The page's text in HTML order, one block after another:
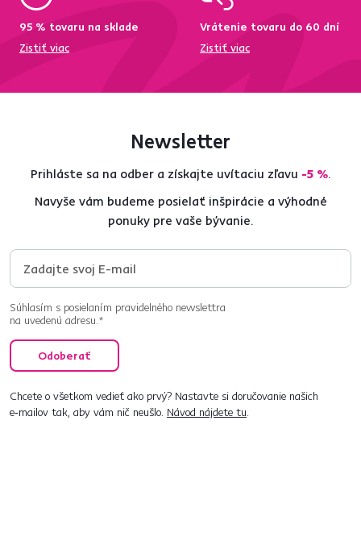
95 % tovaru na sklade
Zistiť viac
Vrátenie tovaru do 60 dní
Zistiť viac
Newsletter
Prihláste sa na odber a získajte uvítaciu zľavu -5 %.
Navyše vám budeme posielať inšpirácie a výhodné
ponuky pre vaše bývanie.
Súhlasím s posielaním pravidelného newslettra
na uvedenú adresu.*
Odoberať
Chcete o všetkom vedieť ako prvý? Nastavte si doručovanie našich
e‑mailov tak, aby vám nič neušlo. Návod nájdete tu.